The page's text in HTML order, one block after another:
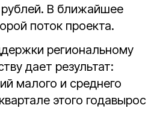
В ближайшее
поток проекта.
региональному
дает результат:
малого и среднего
этого годавырос